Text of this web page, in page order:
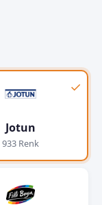
Jotun
933 Renk
✓